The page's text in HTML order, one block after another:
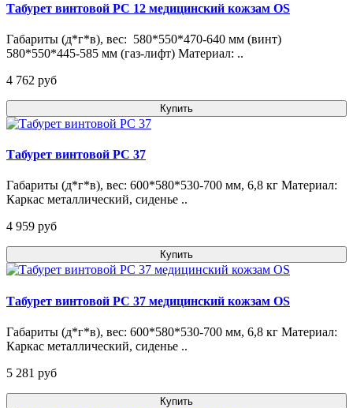
Табурет винтовой РС 12 медицинский кожзам OS
Габариты (д*г*в), вес: 580*550*470-640 мм (винт)
580*550*445-585 мм (газ-лифт) Материал: ..
4 762 pуб
Купить
Табурет винтовой РС 37
Габариты (д*г*в), вес: 600*580*530-700 мм, 6,8 кг Материал:
Каркас металлический, сиденье ..
4 959 pуб
Купить
Табурет винтовой РС 37 медицинский кожзам OS
Габариты (д*г*в), вес: 600*580*530-700 мм, 6,8 кг Материал:
Каркас металлический, сиденье ..
5 281 pуб
Купить